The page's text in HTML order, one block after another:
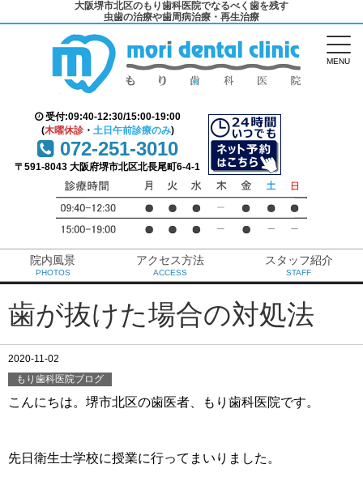
大阪堺市北区のもり歯科医院でなるべく歯を残す
虫歯の治療や歯周病治療・再生治療
受付:09:40-12:30/15:00-19:00
(木曜休診・ 土日午前診療のみ)
072-251-3010
〒591-8043 大阪府堺市北区北長尾町6-4-1
院内風景
PHOTOS
アクセス方法
ACCESS
スタッフ紹介
STAFF
MENU
歯が抜けた場合の対処法
2020-11-02
もり歯科医院ブログ
こんにちは。堺市北区の歯医者、もり歯科医院です。
先日衛生士学校に授業に行ってまいりました。